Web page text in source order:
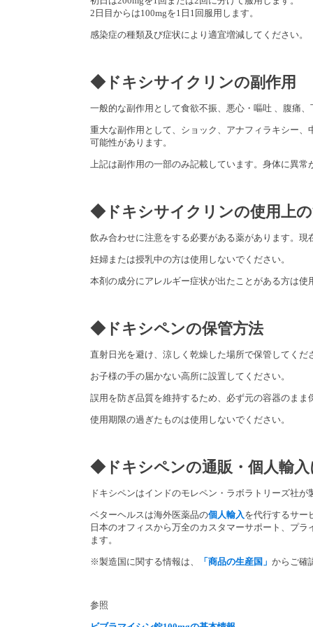
2日目からは100mgを1日1回服用します。
感染症の種類及び症状により適宜増減してください。
◆ドキシサイクリンの副作用
一般的な副作用として食欲不振、悪心・嘔吐 、腹痛
重大な副作用として、ショック、アナフィラキシー
可能性があります。
上記は副作用の一部のみ記載しています。身体に異
◆ドキシサイクリンの使用上
飲み合わせに注意をする必要がある薬があります。
妊婦または授乳中の方は使用しないでください。
本剤の成分にアレルギー症状が出たことがある方は使
◆ドキシペンの保管方法
直射日光を避け、涼しく乾燥した場所で保管してくだ
お子様の手の届かない高所に設置してください。
誤用を防ぎ品質を維持するため、必ず元の容器のまま
使用期限の過ぎたものは使用しないでください。
◆ドキシペンの通販・個人輸
ドキシペンはインドのモレペン・ラボラトリーズ社
ベターヘルスは海外医薬品の個人輸入 を代行するサー
日本のオフィスから万全のカスタマーサポート、プ
ます。
※製造国に関する情報は、 「商品の生産国」 からご確
参照